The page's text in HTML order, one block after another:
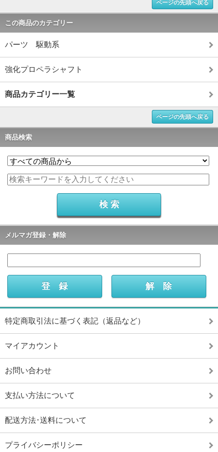
ページの先頭へ戻る
この商品のカテゴリー
パーツ 駆動系
強化プロペラシャフト
商品カテゴリー一覧
ページの先頭へ戻る
商品検索
メルマガ登録・解除
特定商取引法に基づく表記（返品など）
マイアカウント
お問い合わせ
支払い方法について
配送方法･送料について
プライバシーポリシー